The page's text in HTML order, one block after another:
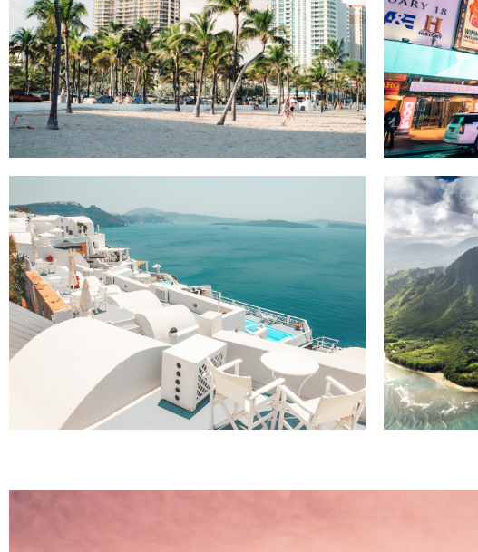
Miami
Simple $540 discount on any trip to
Greece
Simple $540 discount on any trip to
Greece